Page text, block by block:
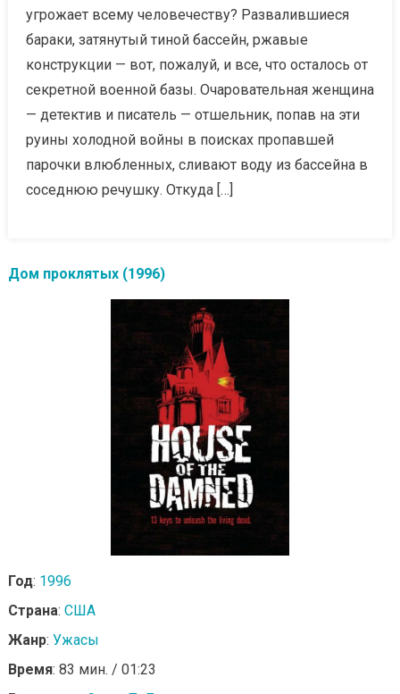
угрожает всему человечеству? Развалившиеся
бараки, затянутый тиной бассейн, ржавые
конструкции — вот, пожалуй, и все, что осталось от
секретной военной базы. Очаровательная женщина
— детектив и писатель — отшельник, попав на эти
руины холодной войны в поисках пропавшей
парочки влюбленных, сливают воду из бассейна в
соседнюю речушку. Откуда […]
Дом проклятых (1996)
Год: 1996
Страна: США
Жанр: Ужасы
Время: 83 мин. / 01:23